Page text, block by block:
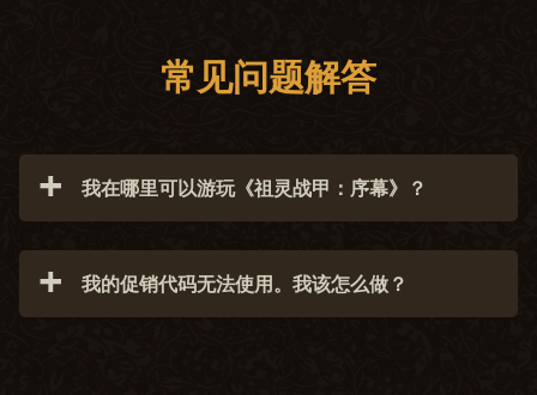
常见问题解答
我在哪里可以游玩《祖灵战甲：序幕》？
我的促销代码无法使用。我该怎么做？